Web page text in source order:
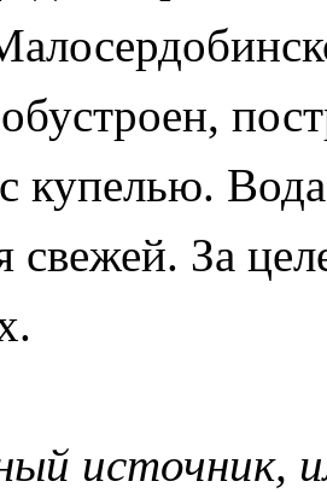
купелью.
свежей. За
источник,